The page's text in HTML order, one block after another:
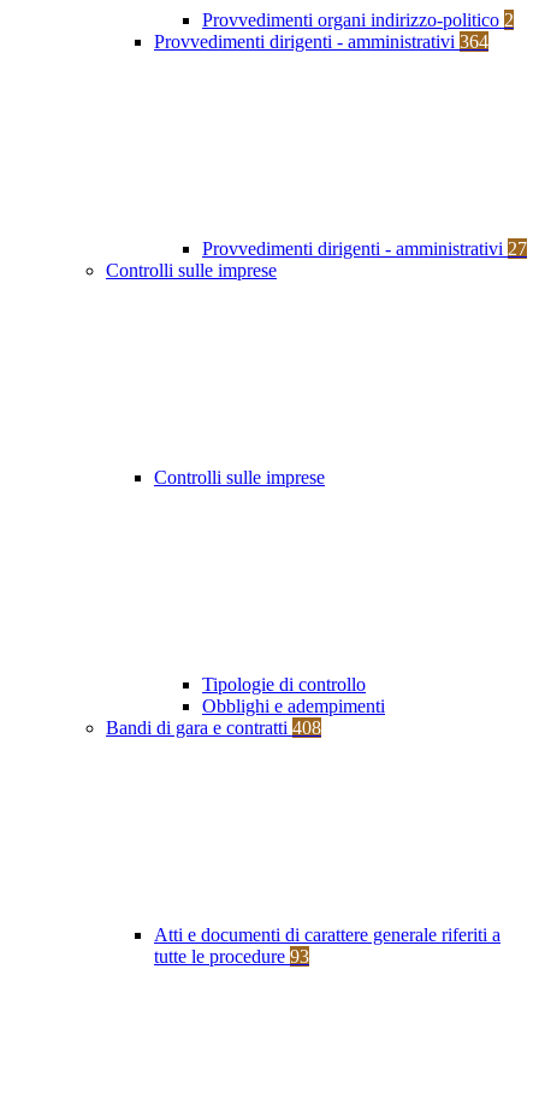
Provvedimenti organi indirizzo-politico 2
Provvedimenti dirigenti - amministrativi 364
Provvedimenti dirigenti - amministrativi 27
Controlli sulle imprese
Controlli sulle imprese
Tipologie di controllo
Obblighi e adempimenti
Bandi di gara e contratti 408
Atti e documenti di carattere generale riferiti a
tutte le procedure 93